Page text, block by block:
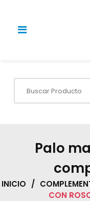
content
Palo
INICIO /
CON